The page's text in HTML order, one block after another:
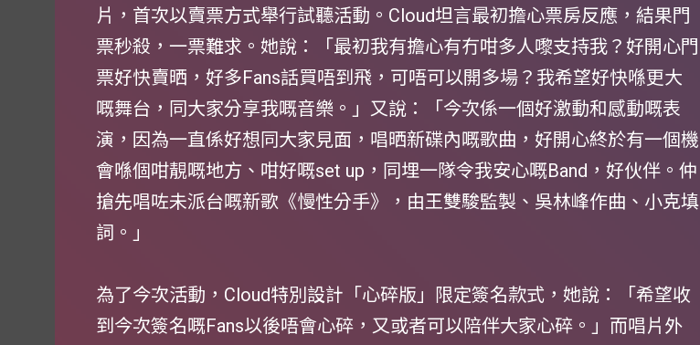
片，首次以賣票方式舉行試聽活動。Cloud坦言最初擔心票房反應，結果門
票秒殺，一票難求。她說：「最初我有擔心有冇咁多人嚟支持我？好開心門
票好快賣晒，好多Fans話買唔到飛，可唔可以開多場？我希望好快喺更大
嘅舞台，同大家分享我嘅音樂。」又說：「今次係一個好激動和感動嘅表
演，因為一直係好想同大家見面，唱晒新碟內嘅歌曲，好開心終於有一個機
會喺個咁靚嘅地方、咁好嘅set up，同埋一隊令我安心嘅Band，好伙伴。仲
搶先唱咗未派台嘅新歌《慢性分手》，由王雙駿監製、吳林峰作曲、小克填
詞。」
為了今次活動，Cloud特別設計「心碎版」限定簽名款式，她說：「希望收
到今次簽名嘅Fans以後唔會心碎，又或者可以陪伴大家心碎。」而唱片外